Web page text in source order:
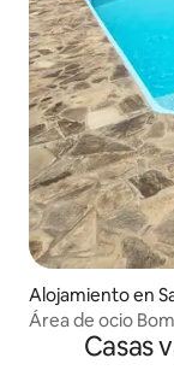
Alojamiento en
Área de ocio
Casas